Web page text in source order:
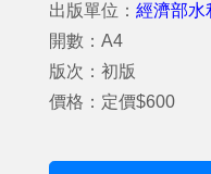
出版單位： 經濟部水
開數：A4
版次：初版
價格：定價$600